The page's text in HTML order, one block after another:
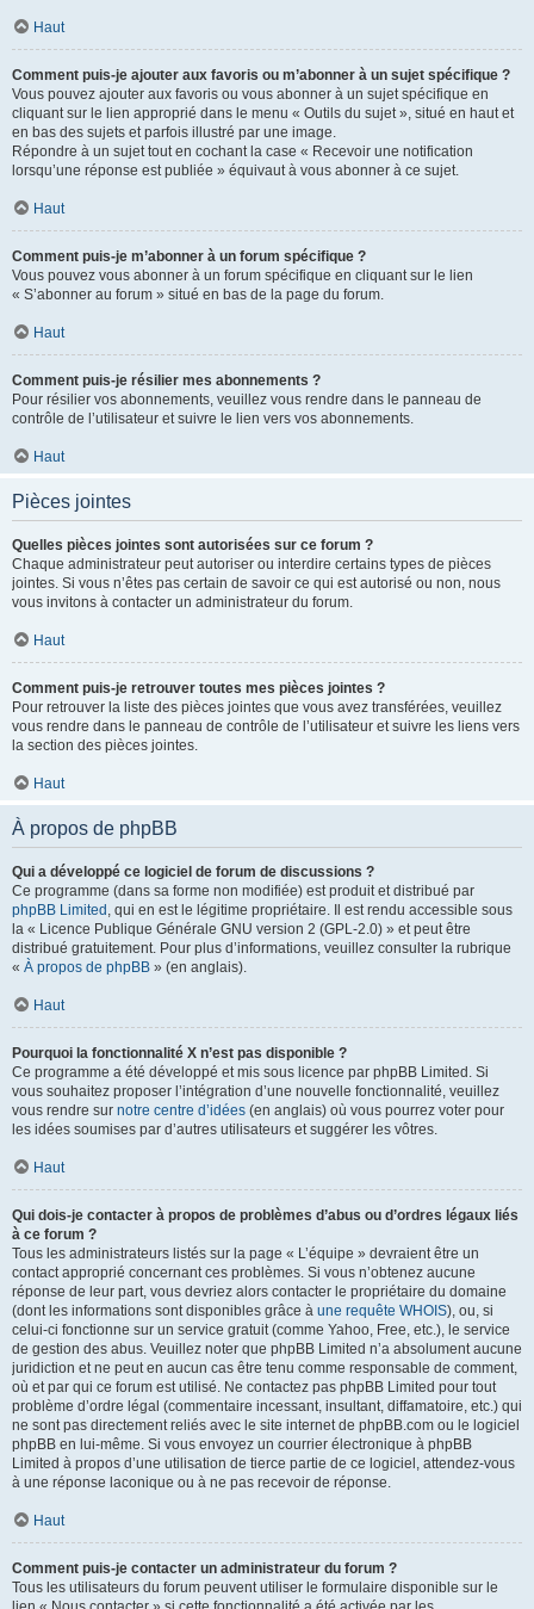
Haut
Comment puis-je ajouter aux favoris ou m’abonner à un sujet spécifique ?
Vous pouvez ajouter aux favoris ou vous abonner à un sujet spécifique en
cliquant sur le lien approprié dans le menu « Outils du sujet », situé en haut et
en bas des sujets et parfois illustré par une image.
Répondre à un sujet tout en cochant la case « Recevoir une notification
lorsqu’une réponse est publiée » équivaut à vous abonner à ce sujet.
Haut
Comment puis-je m’abonner à un forum spécifique ?
Vous pouvez vous abonner à un forum spécifique en cliquant sur le lien
« S’abonner au forum » situé en bas de la page du forum.
Haut
Comment puis-je résilier mes abonnements ?
Pour résilier vos abonnements, veuillez vous rendre dans le panneau de
contrôle de l’utilisateur et suivre le lien vers vos abonnements.
Haut
Pièces jointes
Quelles pièces jointes sont autorisées sur ce forum ?
Chaque administrateur peut autoriser ou interdire certains types de pièces
jointes. Si vous n’êtes pas certain de savoir ce qui est autorisé ou non, nous
vous invitons à contacter un administrateur du forum.
Haut
Comment puis-je retrouver toutes mes pièces jointes ?
Pour retrouver la liste des pièces jointes que vous avez transférées, veuillez
vous rendre dans le panneau de contrôle de l’utilisateur et suivre les liens vers
la section des pièces jointes.
Haut
À propos de phpBB
Qui a développé ce logiciel de forum de discussions ?
Ce programme (dans sa forme non modifiée) est produit et distribué par
phpBB Limited , qui en est le légitime propriétaire. Il est rendu accessible sous
la « Licence Publique Générale GNU version 2 (GPL-2.0) » et peut être
distribué gratuitement. Pour plus d’informations, veuillez consulter la rubrique
« À propos de phpBB » (en anglais).
Haut
Pourquoi la fonctionnalité X n’est pas disponible ?
Ce programme a été développé et mis sous licence par phpBB Limited. Si
vous souhaitez proposer l’intégration d’une nouvelle fonctionnalité, veuillez
vous rendre sur notre centre d’idées (en anglais) où vous pourrez voter pour
les idées soumises par d’autres utilisateurs et suggérer les vôtres.
Haut
Qui dois-je contacter à propos de problèmes d’abus ou d’ordres légaux liés
à ce forum ?
Tous les administrateurs listés sur la page « L’équipe » devraient être un
contact approprié concernant ces problèmes. Si vous n’obtenez aucune
réponse de leur part, vous devriez alors contacter le propriétaire du domaine
(dont les informations sont disponibles grâce à une requête WHOIS), ou, si
celui-ci fonctionne sur un service gratuit (comme Yahoo, Free, etc.), le service
de gestion des abus. Veuillez noter que phpBB Limited n’a absolument aucune
juridiction et ne peut en aucun cas être tenu comme responsable de comment,
où et par qui ce forum est utilisé. Ne contactez pas phpBB Limited pour tout
problème d’ordre légal (commentaire incessant, insultant, diffamatoire, etc.) qui
ne sont pas directement reliés avec le site internet de phpBB.com ou le logiciel
phpBB en lui-même. Si vous envoyez un courrier électronique à phpBB
Limited à propos d’une utilisation de tierce partie de ce logiciel, attendez-vous
à une réponse laconique ou à ne pas recevoir de réponse.
Haut
Comment puis-je contacter un administrateur du forum ?
Tous les utilisateurs du forum peuvent utiliser le formulaire disponible sur le